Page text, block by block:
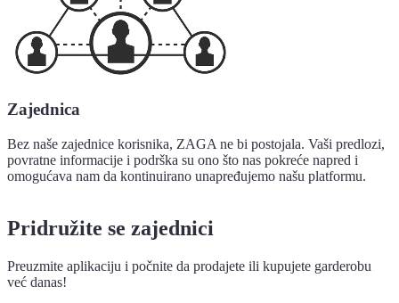
Zajednica
Bez naše zajednice korisnika, ZAGA ne bi postojala. Vaši predlozi,
povratne informacije i podrška su ono što nas pokreće napred i
omogućava nam da kontinuirano unapređujemo našu platformu.
Pridružite se zajednici
Preuzmite aplikaciju i počnite da prodajete ili kupujete garderobu
već danas!